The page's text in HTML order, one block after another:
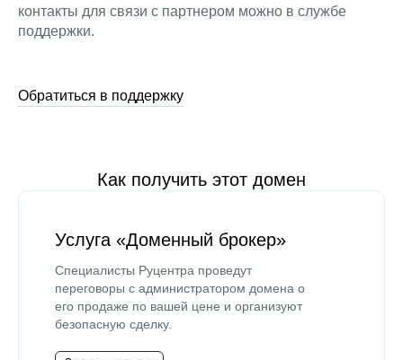
контакты для связи с партнером можно в службе
поддержки.
Обратиться в поддержку
Как получить этот домен
Услуга «Доменный брокер»
Специалисты Руцентра проведут
переговоры с администратором домена о
его продаже по вашей цене и организуют
безопасную сделку.